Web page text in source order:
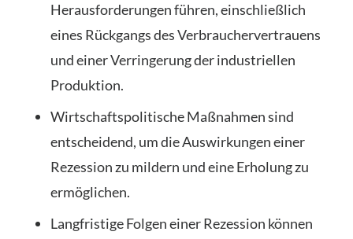
Herausforderungen führen, einschließlich
eines Rückgangs des Verbrauchervertrauens
und einer Verringerung der industriellen
Produktion.
Wirtschaftspolitische Maßnahmen sind
entscheidend, um die Auswirkungen einer
Rezession zu mildern und eine Erholung zu
ermöglichen.
Langfristige Folgen einer Rezession können